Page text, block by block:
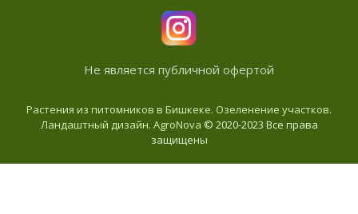
Не является публичной офертой
Растения из питомников в Бишкеке. Озеленение участков.
Ландаштный дизайн. AgroNova © 2020-2023 Все права
защищены